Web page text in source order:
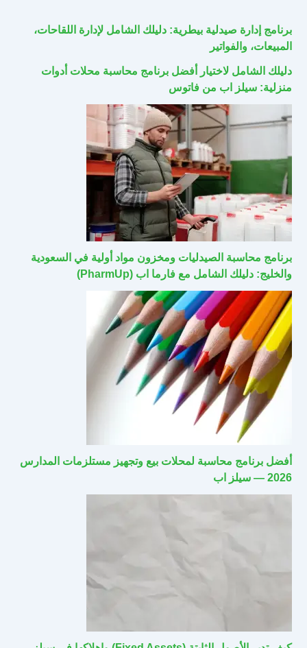
برنامج إدارة صيدلية بيطرية: دليلك الشامل لإدارة اللقاحات،
المبيعات، والفواتير
دليلك الشامل لاختيار أفضل برنامج محاسبة محلات أدوات
منزلية: سيلز اب من فاتوس
برنامج محاسبة الصيدليات ومخزون مواد أولية في السعودية
والخليج: دليلك الشامل مع فارما اب (PharmUp)
أفضل برنامج محاسبة لمحلات بيع وتجهيز مستلزمات المدارس
2026 — سيلز اب